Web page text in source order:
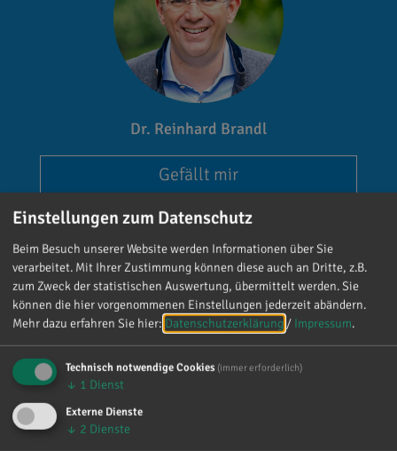
Dr. Reinhard Brandl
Gefällt mir
Reinhard Brandl
vor 4 Tagenvia facebook
Mein meistgenutztes Wort am Samstag war:
Glückwünsche, Nachrichten, Anrufe und die
Einstellungen zum Datenschutz
Beim Besuch unserer Website werden Informationen über Sie
verarbeitet. Mit Ihrer Zustimmung können diese auch an Dritte, z.B.
zum Zweck der statistischen Auswertung, übermittelt werden. Sie
können die hier vorgenommenen Einstellungen jederzeit abändern.
Mehr dazu erfahren Sie hier: Datenschutzerklärung / Impressum.
Technisch notwendige Cookies (immer erforderlich)
↓ 1 Dienst
Externe Dienste
↓ 2 Dienste